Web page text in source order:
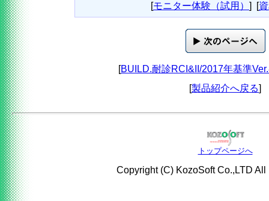
[モニター体験（試用） ] [
[BUILD.耐診RCI&II/2017年基準
[製品紹介へ戻る]
トップページへ
Copyright (C) KozoSoft Co.,LTD All